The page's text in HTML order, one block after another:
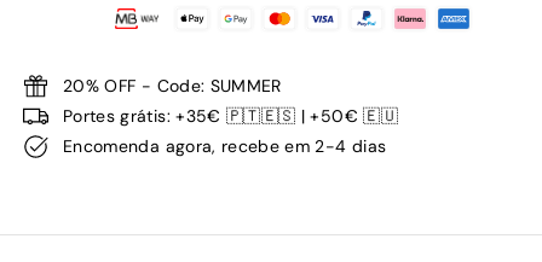
20% OFF - Code: SUMMER
Portes grátis: +35€ 🇵🇹🇪🇸 | +50€ 🇪🇺
Encomenda agora, recebe em 2-4 dias